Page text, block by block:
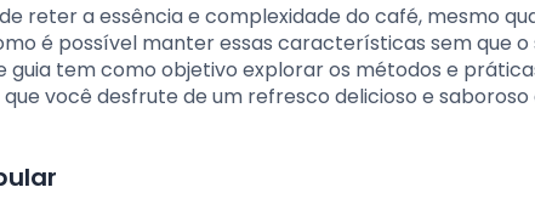
reter a essência e complexidade do café, mesmo
é possível manter essas características sem que
guia tem como objetivo explorar os métodos e
você desfrute de um refresco delicioso e saboroso